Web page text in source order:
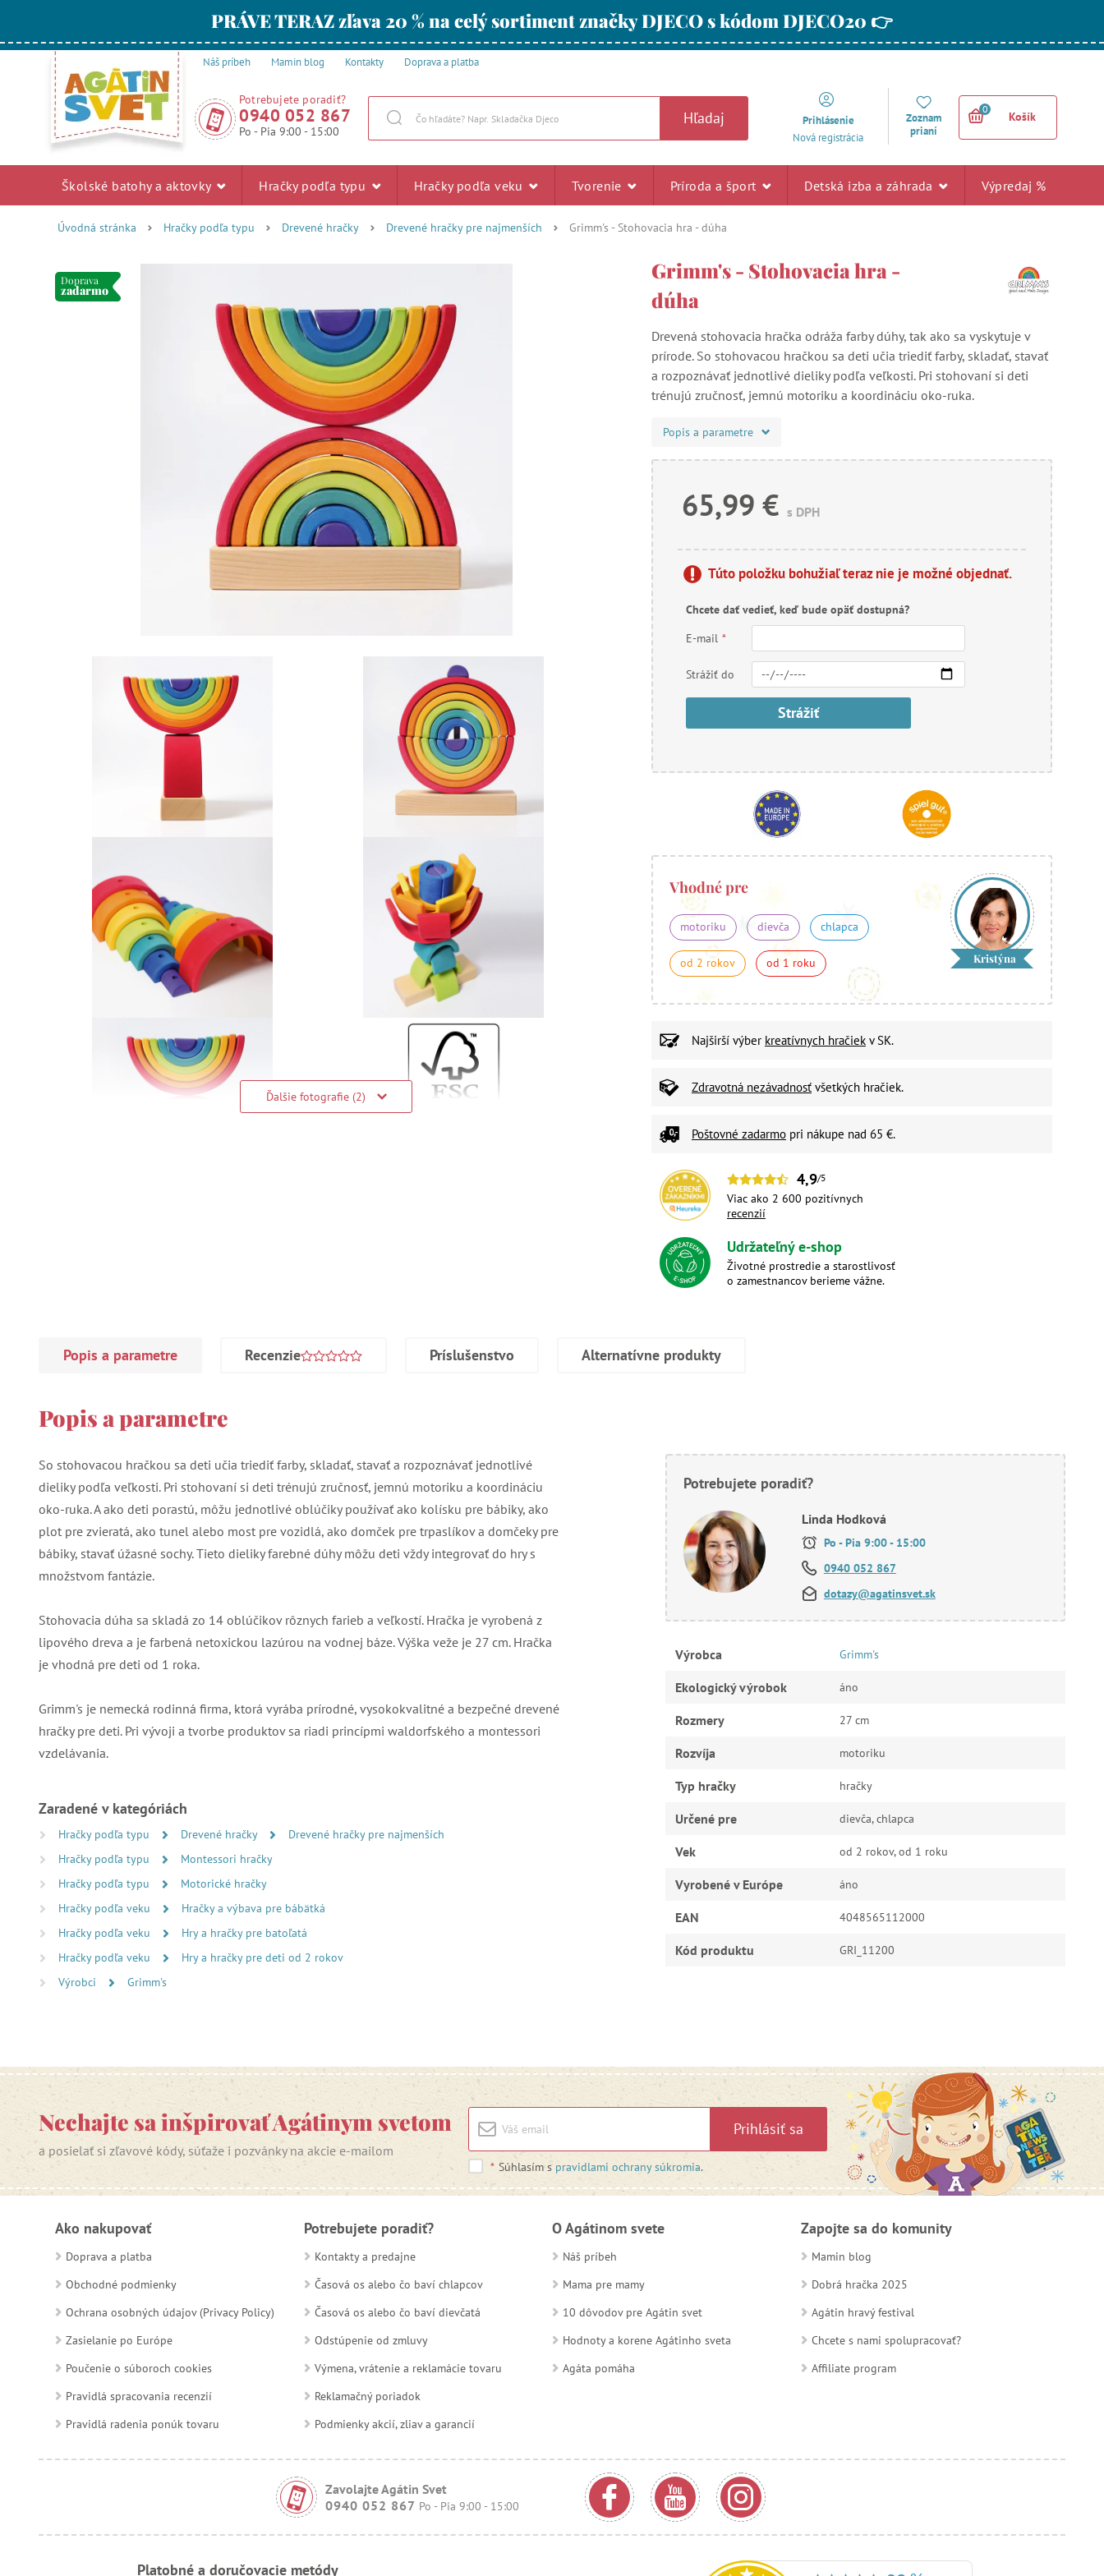
PRÁVE TERAZ zľava 20 % na celý sortiment značky DJECO s kódom DJECO20 👉
Náš príbeh Mamin blog Kontakty Doprava a platba
Potrebujete poradiť?
0940 052 867
Po - Pia 9:00 - 15:00
Hľadaj
Prihlásenie
Nová registrácia
Zoznam
prianí
0
Košík
Školské batohy a aktovky Hračky podľa typu Hračky podľa veku Tvorenie Príroda a šport Detská izba a záhrada Výpredaj %
Úvodná stránka Hračky podľa typu Drevené hračky Drevené hračky pre najmenších Grimm's - Stohovacia hra - dúha
Doprava
zadarmo
Ďalšie fotografie (2)
Grimm's - Stohovacia hra -
dúha
Drevená stohovacia hračka odráža farby dúhy, tak ako sa vyskytuje v
prírode. So stohovacou hračkou sa deti učia triediť farby, skladať, stavať
a rozpoznávať jednotlivé dieliky podľa veľkosti. Pri stohovaní si deti
trénujú zručnosť, jemnú motoriku a koordináciu oko-ruka.
Popis a parametre
65,99 € s DPH
Túto položku bohužiaľ teraz nie je možné objednať.
Chcete dať vedieť, keď bude opäť dostupná?
E-mail *
Strážiť do
Strážiť
Vhodné pre
motoriku dievča chlapca
od 2 rokov od 1 roku Kristýna
Najširší výber kreatívnych hračiek v SK.
Zdravotná nezávadnosť všetkých hračiek.
Poštovné zadarmo pri nákupe nad 65 €.
4,9/5
Viac ako 2 600 pozitívnych
recenzií
Udržateľný e-shop
Životné prostredie a starostlivosť
o zamestnancov berieme vážne.
Popis a parametre Recenzie Príslušenstvo Alternatívne produkty
Popis a parametre
So stohovacou hračkou sa deti učia triediť farby, skladať, stavať a rozpoznávať jednotlivé
dieliky podľa veľkosti. Pri stohovaní si deti trénujú zručnosť, jemnú motoriku a koordináciu
oko-ruka. A ako deti porastú, môžu jednotlivé oblúčiky používať ako kolísku pre bábiky, ako
plot pre zvieratá, ako tunel alebo most pre vozidlá, ako domček pre trpaslíkov a domčeky pre
bábiky, stavať úžasné sochy. Tieto dieliky farebné dúhy môžu deti vždy integrovať do hry s
množstvom fantázie.
Stohovacia dúha sa skladá zo 14 oblúčikov rôznych farieb a veľkostí. Hračka je vyrobená z
lipového dreva a je farbená netoxickou lazúrou na vodnej báze. Výška veže je 27 cm. Hračka
je vhodná pre deti od 1 roka.
Grimm's je nemecká rodinná firma, ktorá vyrába prírodné, vysokokvalitné a bezpečné drevené
hračky pre deti. Pri vývoji a tvorbe produktov sa riadi princípmi waldorfského a montessori
vzdelávania.
Zaradené v kategóriách
Hračky podľa typu Drevené hračky
Drevené hračky pre najmenších
Hračky podľa typu
Montessori hračky
Hračky podľa typu
Motorické hračky
Hračky podľa veku
Hračky a výbava pre bábätká
Hračky podľa veku
Hry a hračky pre batoľatá
Hračky podľa veku
Hry a hračky pre deti od 2 rokov
Výrobci
Grimm's
Potrebujete poradiť?
Linda Hodková
Po - Pia 9:00 - 15:00
0940 052 867
dotazy@agatinsvet.sk
Výrobca Grimm's
Ekologický výrobok áno
Rozmery 27 cm
Rozvíja motoriku
Typ hračky hračky
Určené pre dievča, chlapca
Vek od 2 rokov, od 1 roku
Vyrobené v Európe áno
EAN 4048565112000
Kód produktu GRI_11200
Nechajte sa inšpirovať Agátinym svetom
a posielať si zľavové kódy, súťaže i pozvánky na akcie e-mailom
Prihlásiť sa
* Súhlasím s pravidlami ochrany súkromia.
Ako nakupovať
Doprava a platba
Obchodné podmienky
Ochrana osobných údajov (Privacy Policy)
Zasielanie po Európe
Poučenie o súboroch cookies
Pravidlá spracovania recenzií
Pravidlá radenia ponúk tovaru
Potrebujete poradiť?
Kontakty a predajne
Časová os alebo čo baví chlapcov
Časová os alebo čo baví dievčatá
Odstúpenie od zmluvy
Výmena, vrátenie a reklamácie tovaru
Reklamačný poriadok
Podmienky akcií, zliav a garancií
O Agátinom svete
Náš príbeh
Mama pre mamy
10 dôvodov pre Agátin svet
Hodnoty a korene Agátinho sveta
Agáta pomáha
Zapojte sa do komunity
Mamin blog
Dobrá hračka 2025
Agátin hravý festival
Chcete s nami spolupracovať?
Affiliate program
Zavolajte Agátin Svet
0940 052 867 Po - Pia 9:00 - 15:00
Platobné a doručovacie metódy